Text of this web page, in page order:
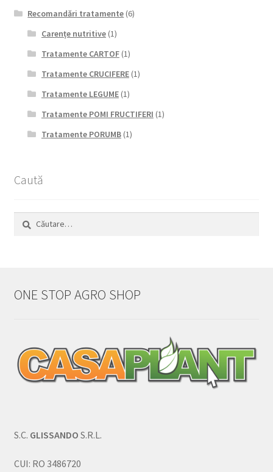
Recomandări tratamente (6)
Carențe nutritive(1)
Tratamente CARTOF(1)
Tratamente CRUCIFERE(1)
Tratamente LEGUME(1)
Tratamente POMI FRUCTIFERI (1)
Tratamente PORUMB(1)
Caută
Caută
ONE STOP AGRO SHOP
S.C. GLISSANDO S.R.L.
CUI: RO 3486720